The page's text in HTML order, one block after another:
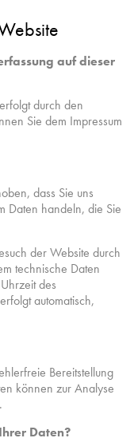
auf dieser
durch den
Sie dem Impressum
dass Sie uns
Daten handeln, die Sie
der Website durch
technische Daten
des
automatisch,
Bereitstellung
können zur Analyse
Daten?